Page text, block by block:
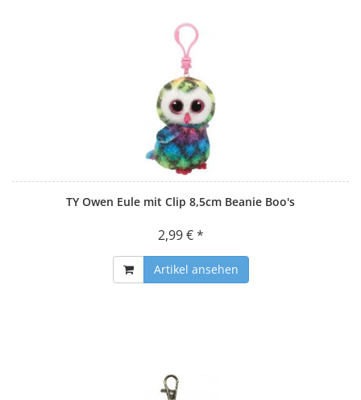
TY Owen Eule mit Clip 8,5cm Beanie Boo's
2,99 € *
Artikel ansehen